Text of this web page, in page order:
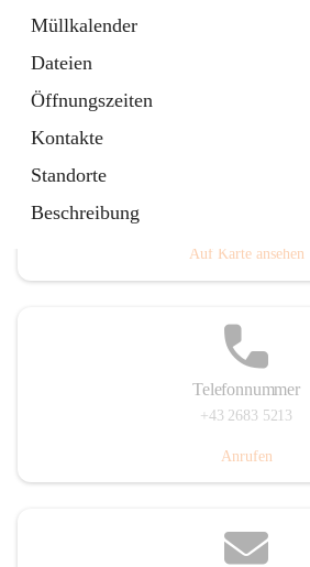
Müllkalender
Dateien
Öffnungszeiten
Kontakte
Standorte
Beschreibung
Auf Karte ansehen
Telefonnummer
+43 2683 5213
Anrufen